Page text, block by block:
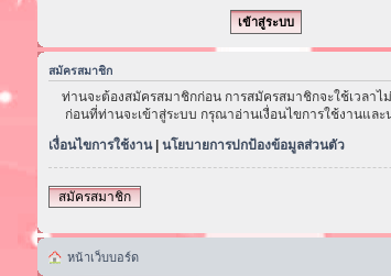
สมัครสมาชิก
ท่านจะต้องสมัครสมาชิกก่อน การสมัครสมาชิกจะใช้เวลาไ
ก่อนที่ท่านจะเข้าสู่ระบบ กรุณาอ่านเงื่อนไขการใช้งานแล
เงื่อนไขการใช้งาน| นโยบายการปกป้องข้อมูลส่วนตัว
สมัครสมาชิก
หน้าเว็บบอร์ด